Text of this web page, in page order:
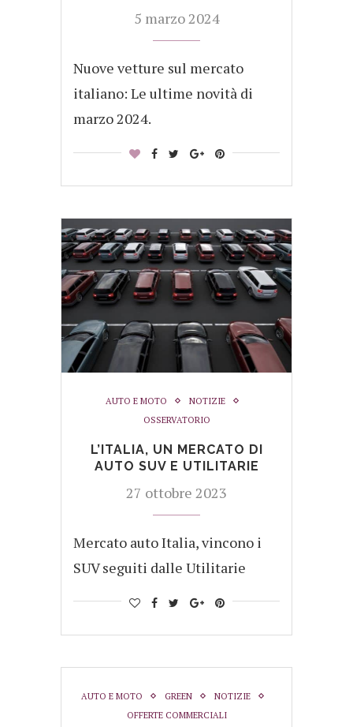
5 marzo 2024
Nuove vetture sul mercato
italiano: Le ultime novità di
marzo 2024.
AUTO E MOTO
NOTIZIE
OSSERVATORIO
L’ITALIA, UN MERCATO DI
AUTO SUV E UTILITARIE
27 ottobre 2023
Mercato auto Italia, vincono i
SUV seguiti dalle Utilitarie
AUTO E MOTO GREEN
NOTIZIE
OFFERTE COMMERCIALI